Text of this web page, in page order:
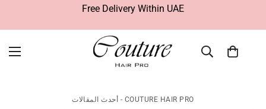
GCC & Worldwide Shipping Fee $25
أحدث المقالات - COUTURE HAIR PRO